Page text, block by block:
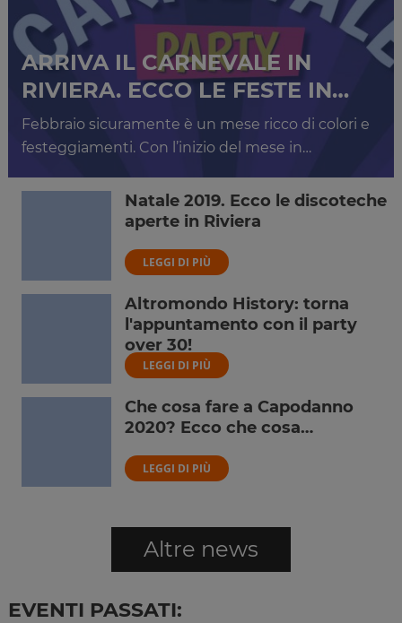
ARRIVA IL CARNEVALE IN
RIVIERA. ECCO LE FESTE IN…
Febbraio sicuramente è un mese ricco di colori e
festeggiamenti. Con l’inizio del mese in…
Natale 2019. Ecco le discoteche
aperte in Riviera
LEGGI DI PIÙ
Altromondo History: torna
l'appuntamento con il party
over 30!
LEGGI DI PIÙ
Che cosa fare a Capodanno
2020? Ecco che cosa…
LEGGI DI PIÙ
Altre news
EVENTI PASSATI: